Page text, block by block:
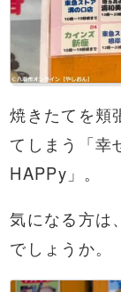
焼きたてを頬
てしまう「幸
HAPPy」。
気になる方は
でしょうか。